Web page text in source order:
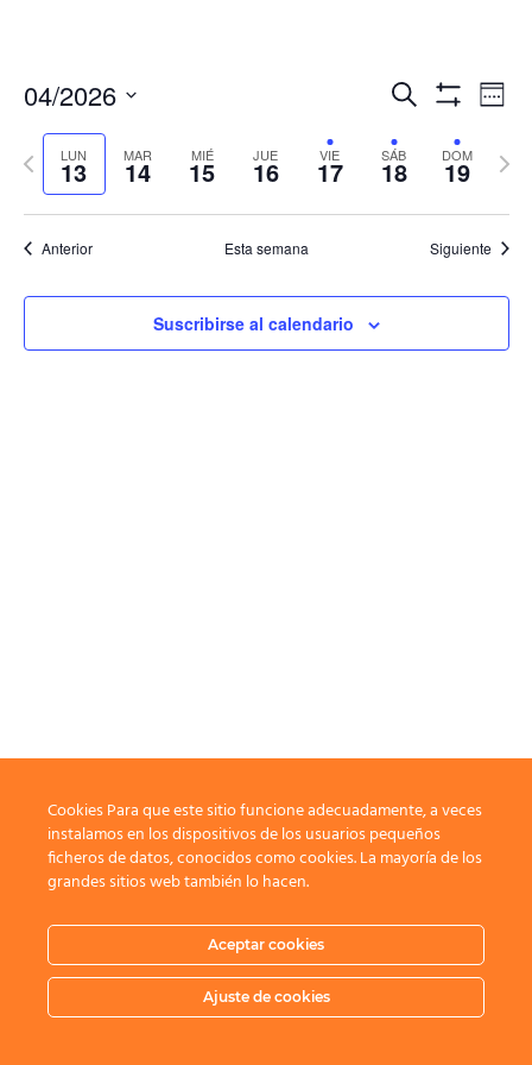
búsqueda
y
vistas
Buscar
de
de
04/2026
fecha.LUN
13 MAR
14 MIÉ
15 JUE
16 VIE
17 SÁB
18 DOM
19
Semana
anterior
Anterior Esta semana Siguiente
Suscribirse al calendario
Cookies Para que este sitio funcione adecuadamente, a veces
instalamos en los dispositivos de los usuarios pequeños
ficheros de datos, conocidos como cookies. La mayoría de los
grandes sitios web también lo hacen.
Aceptar cookies
Ajuste de cookies